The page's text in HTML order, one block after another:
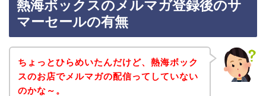
熱海ボックスのメルマガ登録後のサ
マーセールの有無
ちょっとひらめいたんだけど、熱海ボック
スのお店でメルマガの配信ってしていない
のかな～。